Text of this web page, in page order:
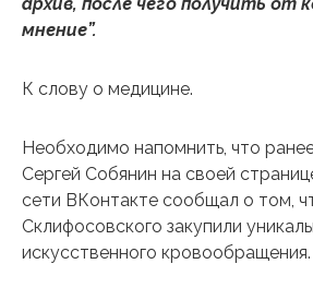
мнение”.
К слову о медицине.
Необходимо напомнить, что
Сергей Собянин на своей
сети ВКонтакте сообщал о том,
Склифосовского закупили
искусственного кровообращения.